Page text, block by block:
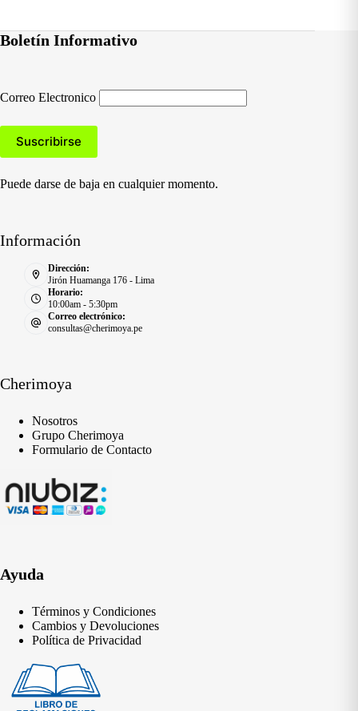
Boletín Informativo
Correo Electronico
Puede darse de baja en cualquier momento.
Información
Dirección:
Jirón Huamanga 176 - Lima
Horario:
10:00am - 5:30pm
Correo electrónico:
consultas@cherimoya.pe
Cherimoya
Nosotros
Grupo Cherimoya
Formulario de Contacto
Ayuda
Términos y Condiciones
Cambios y Devoluciones
Política de Privacidad